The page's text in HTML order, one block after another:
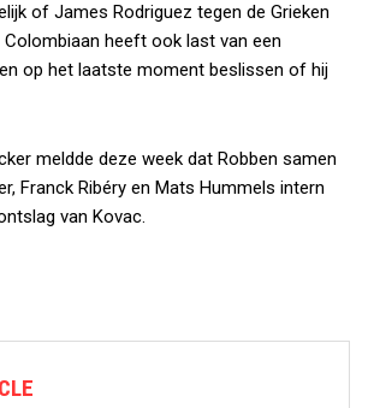
of James Rodriguez tegen de Grieken
Colombiaan heeft ook last van een
op het laatste moment beslissen of hij
meldde deze week dat Robben samen
Franck Ribéry en Mats Hummels intern
van Kovac.